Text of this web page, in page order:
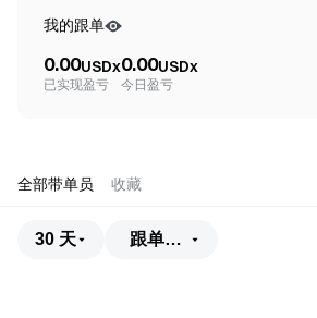
我的跟单
0.00USDx
已实现盈亏
0.00USDx
今日盈亏
全部带单员 收藏
30 天 跟单者盈亏